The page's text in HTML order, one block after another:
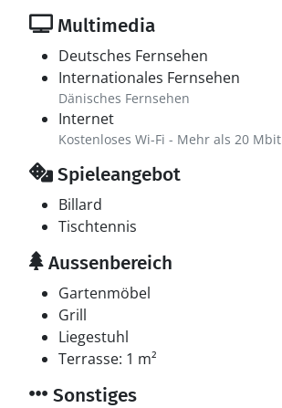
Multimedia
Deutsches Fernsehen
Internationales Fernsehen
Dänisches Fernsehen
Internet
Kostenloses Wi-Fi - Mehr als 20 Mbit
Spieleangebot
Billard
Tischtennis
Aussenbereich
Gartenmöbel
Grill
Liegestuhl
Terrasse: 1 m²
Sonstiges